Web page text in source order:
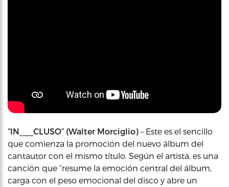
“IN___CLUSO” (Walter Morciglio) – Este es el sencillo
que comienza la promoción del nuevo álbum del
cantautor con el mismo título. Según el artista, es una
canción que “resume la emoción central del álbum,
carga con el peso emocional del disco y abre un